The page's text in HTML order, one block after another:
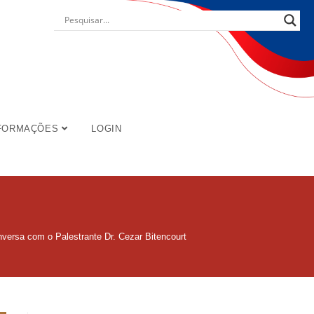
LOGIN
com o Palestrante Dr. Cezar Bitencourt